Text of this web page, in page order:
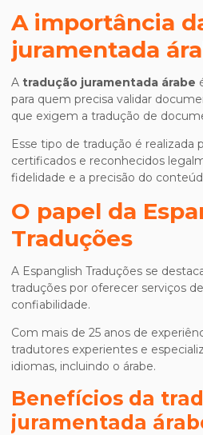
A importância
juramentada
A tradução juramentada árabe
para quem precisa validar
que exigem a tradução de
Esse tipo de tradução é realizada
certificados e reconhecidos
fidelidade e a precisão do
O papel da
Traduções
A Espanglish Traduções se
traduções por oferecer serviços
confiabilidade.
Com mais de 25 anos de
tradutores experientes e
idiomas, incluindo o árabe.
Benefícios da
juramentada